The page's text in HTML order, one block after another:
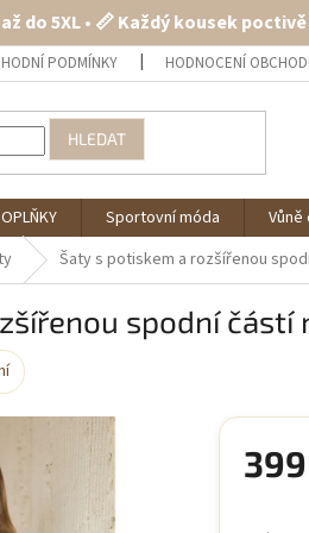
do 5XL • 📏 Každý kousek
PODMÍNKY HODNOCENÍ
HLEDAT
Sportovní móda
Šaty s potiskem a rozšířenou
spodní částí